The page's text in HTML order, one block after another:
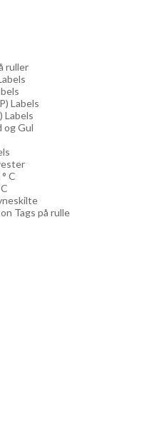
ruller
Labels
Labels
og Gul
C
Tags på rulle